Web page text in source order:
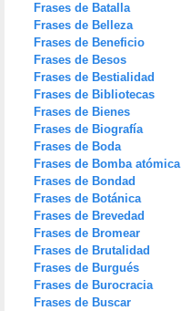
Frases de Batalla
Frases de Belleza
Frases de Beneficio
Frases de Besos
Frases de Bestialidad
Frases de Bibliotecas
Frases de Bienes
Frases de Biografía
Frases de Boda
Frases de Bomba atómica
Frases de Bondad
Frases de Botánica
Frases de Brevedad
Frases de Bromear
Frases de Brutalidad
Frases de Burgués
Frases de Burocracia
Frases de Buscar